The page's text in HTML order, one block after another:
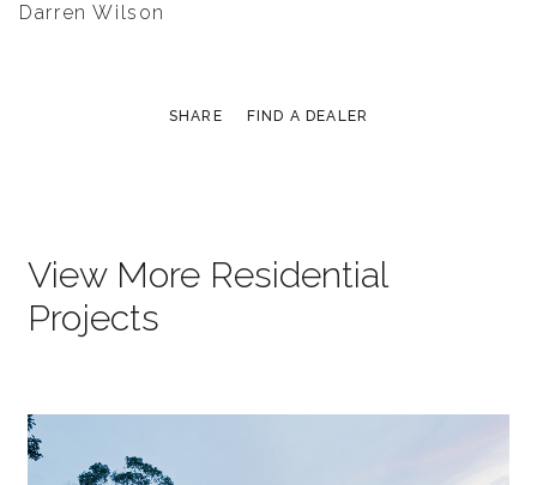
Darren Wilson
SHARE FIND A DEALER
View More Residential
Projects